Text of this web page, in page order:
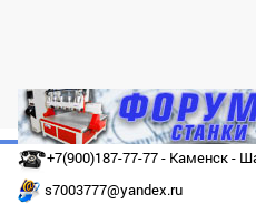
+7(900)187-77-77 - Каменск -
s7003777@yandex.ru